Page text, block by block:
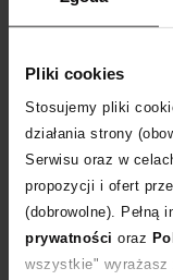
Pliki cookies
Stosujemy pliki
działania strony
Serwisu oraz w
propozycji i ofert
(dobrowolne). Pełną
prywatności oraz
wszystkie" wyrażasz
Ralph Lauren
Reina Olga
Rene Caovilla
Retrofete
Rococo Sand
Roland Mouret
Rotate
NEW
Ruslan Baginskiy